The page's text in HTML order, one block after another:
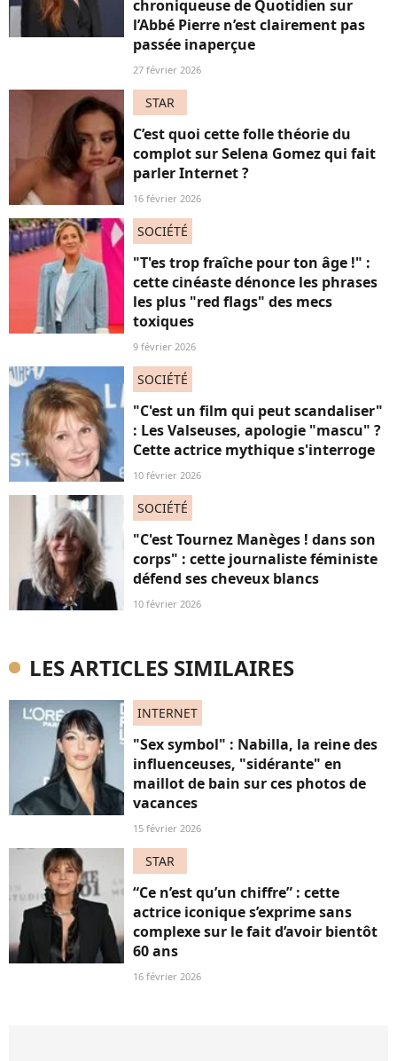
chroniqueuse de Quotidien sur
l’Abbé Pierre n’est clairement pas
passée inaperçue
27 février 2026
STAR
C’est quoi cette folle théorie du
complot sur Selena Gomez qui fait
parler Internet ?
16 février 2026
SOCIÉTÉ
"T'es trop fraîche pour ton âge !" :
cette cinéaste dénonce les phrases
les plus "red flags" des mecs
toxiques
9 février 2026
SOCIÉTÉ
"C'est un film qui peut scandaliser"
: Les Valseuses, apologie "mascu" ?
Cette actrice mythique s'interroge
10 février 2026
SOCIÉTÉ
"C'est Tournez Manèges ! dans son
corps" : cette journaliste féministe
défend ses cheveux blancs
10 février 2026
LES ARTICLES SIMILAIRES
INTERNET
"Sex symbol" : Nabilla, la reine des
influenceuses, "sidérante" en
maillot de bain sur ces photos de
vacances
15 février 2026
STAR
“Ce n’est qu’un chiffre” : cette
actrice iconique s’exprime sans
complexe sur le fait d’avoir bientôt
60 ans
16 février 2026